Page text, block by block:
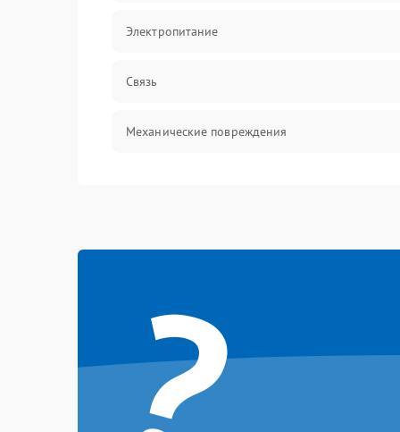
Электропитание
Связь
Механические повреждения